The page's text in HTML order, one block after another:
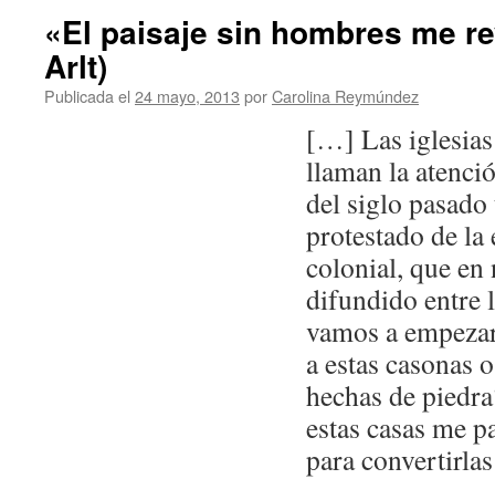
«El paisaje sin hombres me
Arlt)
Publicada el 24 mayo, 2013 porCarolina Reymúndez
[…] Las iglesias
llaman la
del siglo
protestado de
colonial, que en
difundido entre
vamos a
a estas casonas
hechas de
estas casas me
para